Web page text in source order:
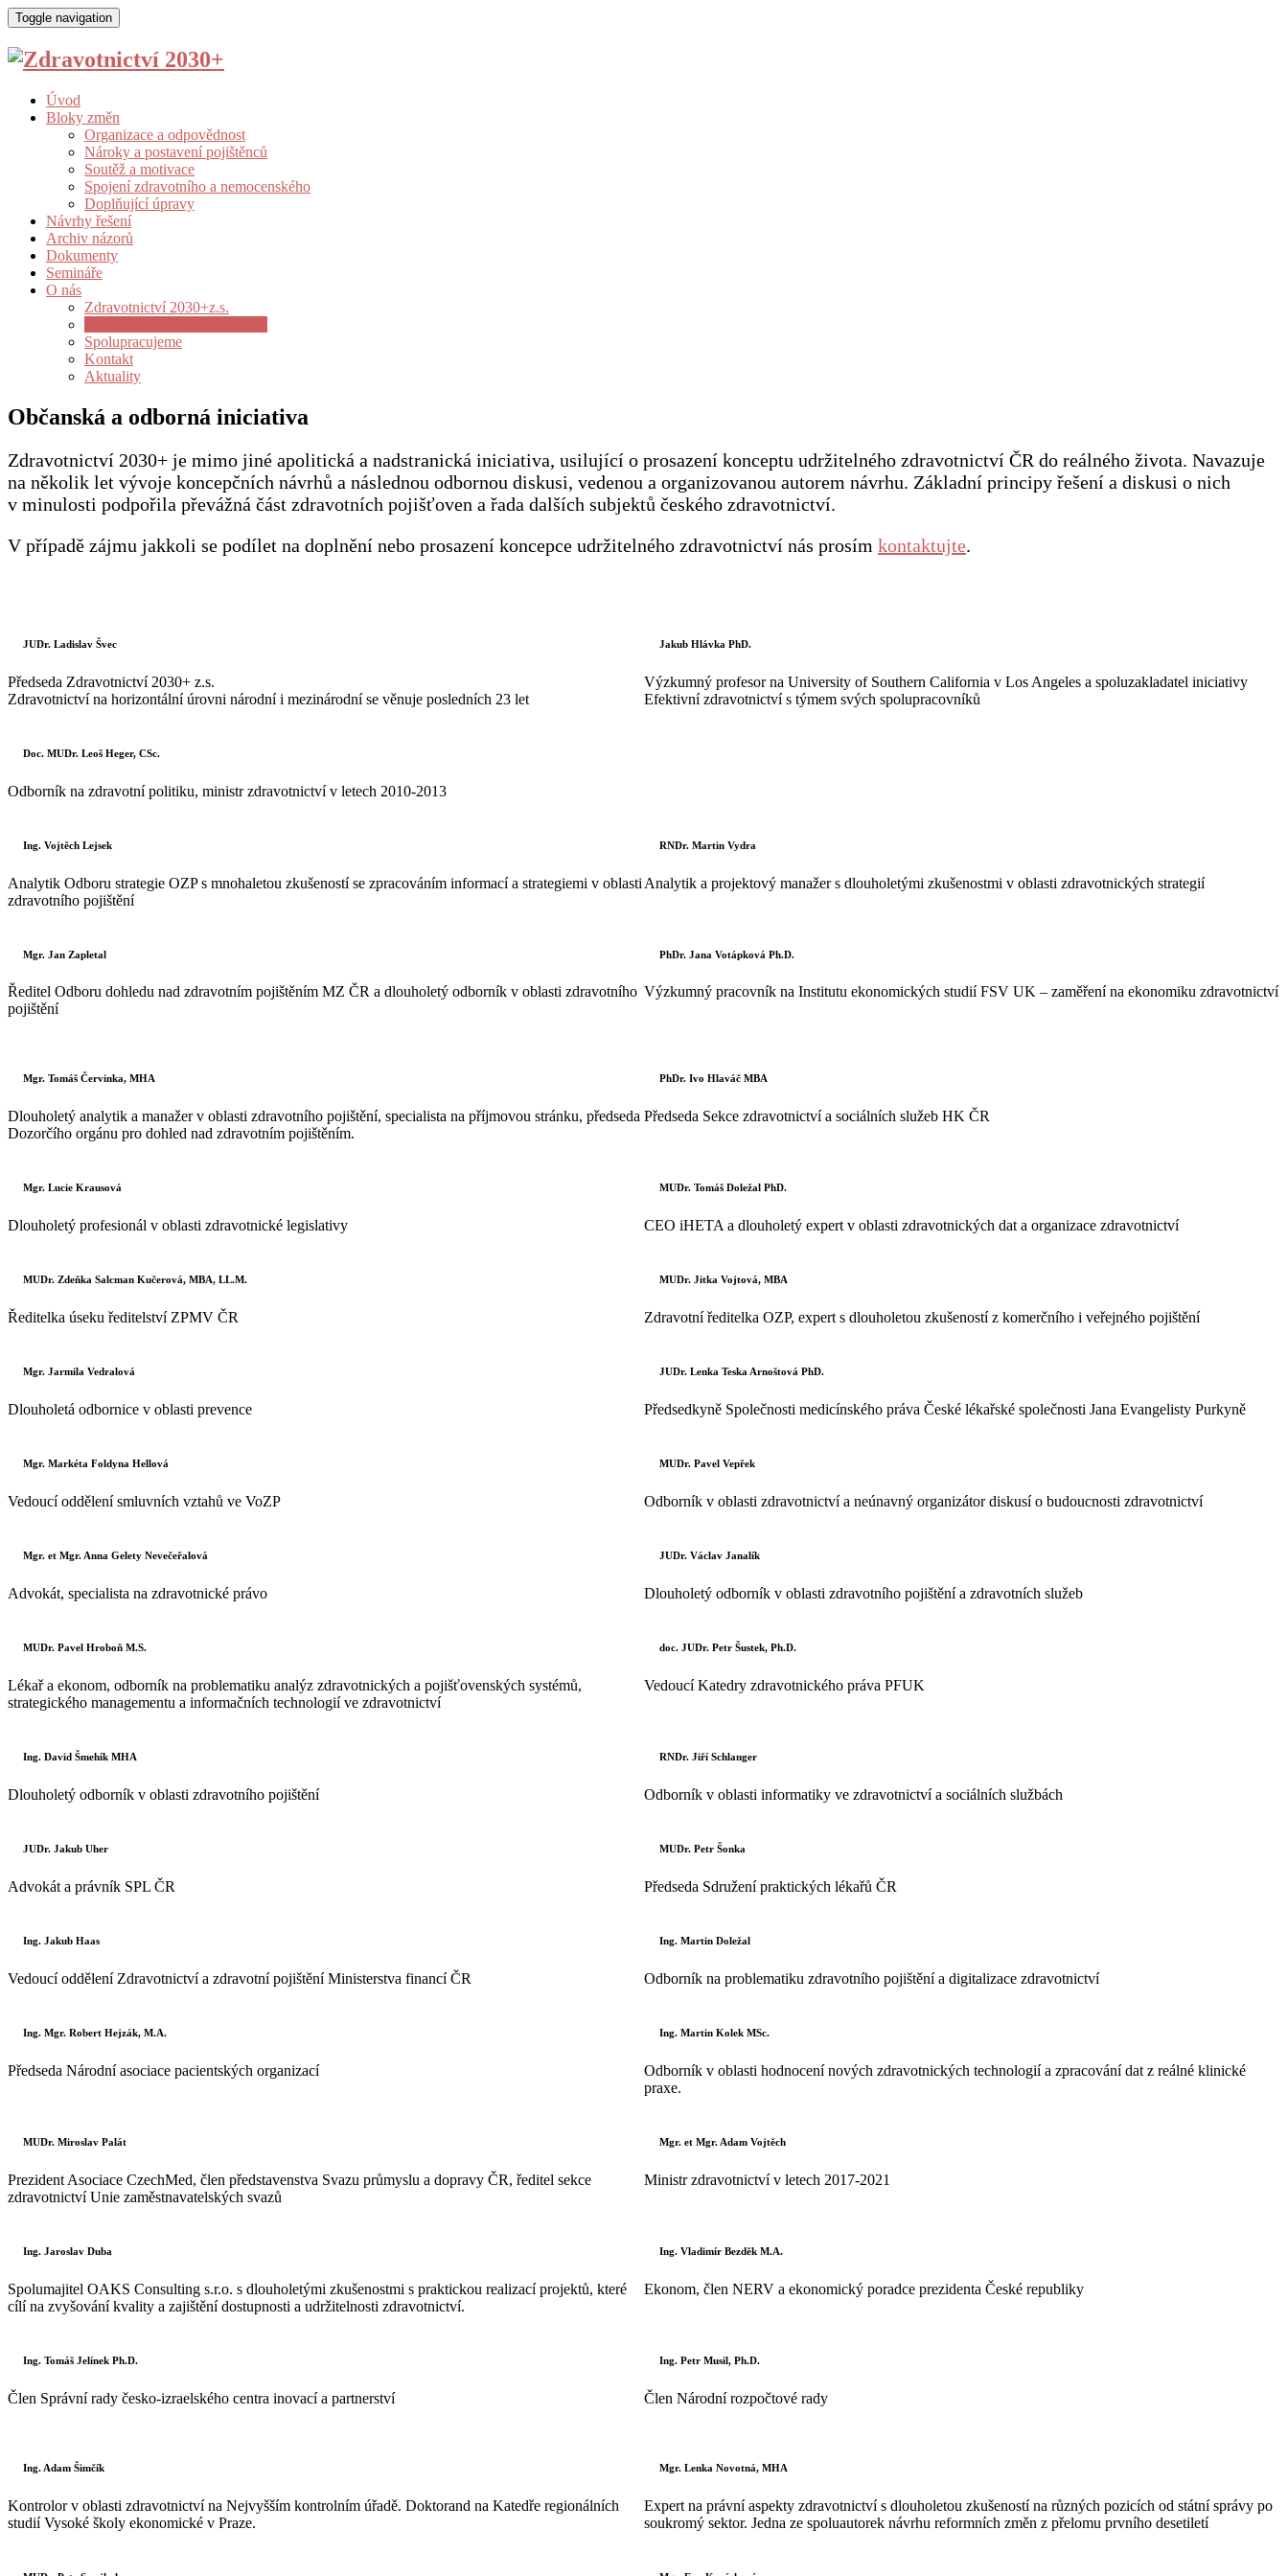
Toggle navigation
Úvod
Bloky změn
Organizace a odpovědnost
Nároky a postavení pojištěnců
Soutěž a motivace
Spojení zdravotního a nemocenského
Doplňující úpravy
Návrhy řešení
Archiv názorů
Dokumenty
Semináře
O nás
Zdravotnictví 2030+z.s.
Spolupracujeme
Kontakt
Aktuality
Občanská a odborná iniciativa
Zdravotnictví 2030+ je mimo jiné apolitická a nadstranická iniciativa, usilující o prosazení konceptu udržitelného zdravotnictví ČR do reálného života. Navazuje
na několik let vývoje koncepčních návrhů a následnou odbornou diskusi, vedenou a organizovanou autorem návrhu. Základní principy řešení a diskusi o nich
v minulosti podpořila převážná část zdravotních pojišťoven a řada dalších subjektů českého zdravotnictví.
V případě zájmu jakkoli se podílet na doplnění nebo prosazení koncepce udržitelného zdravotnictví nás prosím kontaktujte.
JUDr. Ladislav Švec
Předseda Zdravotnictví 2030+ z.s.
Zdravotnictví na horizontální úrovni národní i mezinárodní se věnuje posledních 23 let
Jakub Hlávka PhD.
Výzkumný profesor na University of Southern California v Los Angeles a spoluzakladatel iniciativy
Efektivní zdravotnictví s týmem svých spolupracovníků
Doc. MUDr. Leoš Heger, CSc.
Odborník na zdravotní politiku, ministr zdravotnictví v letech 2010-2013
Ing. Vojtěch Lejsek
Analytik Odboru strategie OZP s mnohaletou zkušeností se zpracováním informací a strategiemi v oblasti
zdravotního pojištění
RNDr. Martin Vydra
Analytik a projektový manažer s dlouholetými zkušenostmi v oblasti zdravotnických strategií
Mgr. Jan Zapletal
Ředitel Odboru dohledu nad zdravotním pojištěním MZ ČR a dlouholetý odborník v oblasti zdravotního
pojištění
PhDr. Jana Votápková Ph.D.
Výzkumný pracovník na Institutu ekonomických studií FSV UK – zaměření na ekonomiku zdravotnictví
Mgr. Tomáš Červinka, MHA
Dlouholetý analytik a manažer v oblasti zdravotního pojištění, specialista na příjmovou stránku, předseda
Dozorčího orgánu pro dohled nad zdravotním pojištěním.
PhDr. Ivo Hlaváč MBA
Předseda Sekce zdravotnictví a sociálních služeb HK ČR
Mgr. Lucie Krausová
Dlouholetý profesionál v oblasti zdravotnické legislativy
MUDr. Tomáš Doležal PhD.
CEO iHETA a dlouholetý expert v oblasti zdravotnických dat a organizace zdravotnictví
MUDr. Zdeňka Salcman Kučerová, MBA, LL.M.
Ředitelka úseku ředitelství ZPMV ČR
MUDr. Jitka Vojtová, MBA
Zdravotní ředitelka OZP, expert s dlouholetou zkušeností z komerčního i veřejného pojištění
Mgr. Jarmila Vedralová
Dlouholetá odbornice v oblasti prevence
JUDr. Lenka Teska Arnoštová PhD.
Předsedkyně Společnosti medicínského práva České lékařské společnosti Jana Evangelisty Purkyně
Mgr. Markéta Foldyna Hellová
Vedoucí oddělení smluvních vztahů ve VoZP
MUDr. Pavel Vepřek
Odborník v oblasti zdravotnictví a neúnavný organizátor diskusí o budoucnosti zdravotnictví
Mgr. et Mgr. Anna Gelety Nevečeřalová
Advokát, specialista na zdravotnické právo
JUDr. Václav Janalík
Dlouholetý odborník v oblasti zdravotního pojištění a zdravotních služeb
MUDr. Pavel Hroboň M.S.
Lékař a ekonom, odborník na problematiku analýz zdravotnických a pojišťovenských systémů,
strategického managementu a informačních technologií ve zdravotnictví
doc. JUDr. Petr Šustek, Ph.D.
Vedoucí Katedry zdravotnického práva PFUK
Ing. David Šmehík MHA
Dlouholetý odborník v oblasti zdravotního pojištění
RNDr. Jiří Schlanger
Odborník v oblasti informatiky ve zdravotnictví a sociálních službách
JUDr. Jakub Uher
Advokát a právník SPL ČR
MUDr. Petr Šonka
Předseda Sdružení praktických lékařů ČR
Ing. Jakub Haas
Vedoucí oddělení Zdravotnictví a zdravotní pojištění Ministerstva financí ČR
Ing. Martin Doležal
Odborník na problematiku zdravotního pojištění a digitalizace zdravotnictví
Ing. Mgr. Robert Hejzák, M.A.
Předseda Národní asociace pacientských organizací
Ing. Martin Kolek MSc.
Odborník v oblasti hodnocení nových zdravotnických technologií a zpracování dat z reálné klinické
praxe.
MUDr. Miroslav Palát
Prezident Asociace CzechMed, člen představenstva Svazu průmyslu a dopravy ČR, ředitel sekce
zdravotnictví Unie zaměstnavatelských svazů
Mgr. et Mgr. Adam Vojtěch
Ministr zdravotnictví v letech 2017-2021
Ing. Jaroslav Duba
Spolumajitel OAKS Consulting s.r.o. s dlouholetými zkušenostmi s praktickou realizací projektů, které
cílí na zvyšování kvality a zajištění dostupnosti a udržitelnosti zdravotnictví.
Ing. Vladimír Bezděk M.A.
Ekonom, člen NERV a ekonomický poradce prezidenta České republiky
Ing. Tomáš Jelínek Ph.D.
Člen Správní rady česko-izraelského centra inovací a partnerství
Ing. Petr Musil, Ph.D.
Člen Národní rozpočtové rady
Ing. Adam Šimčík
Kontrolor v oblasti zdravotnictví na Nejvyšším kontrolním úřadě. Doktorand na Katedře regionálních
studií Vysoké školy ekonomické v Praze.
Mgr. Lenka Novotná, MHA
Expert na právní aspekty zdravotnictví s dlouholetou zkušeností na různých pozicích od státní správy po
soukromý sektor. Jedna ze spoluautorek návrhu reformních změn z přelomu prvního desetiletí